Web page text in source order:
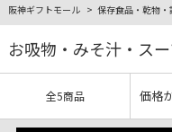
阪神ギフトモール 保存食品・乾物
お吸物・みそ汁・ス
全5商品